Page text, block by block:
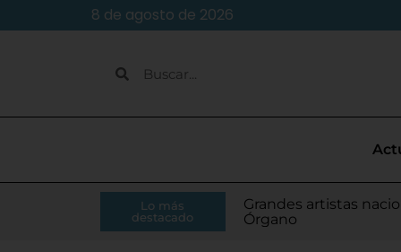
8 de agosto de 2026
Lo más
destacado
Caja Rural de
RFEF
Villamarciel da
Grandes artistas
Órgano
Continúa la venta de
El presidente de la
Monge
Todo listo para el
Tordesillas refuerza
El Pleno de
Moisés Ramírez
para el Europeo
IU-APT plantea ocho